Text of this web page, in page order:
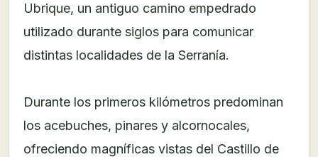
Ubrique, un antiguo camino empedrado
utilizado durante siglos para comunicar
distintas localidades de la Serranía.
Durante los primeros kilómetros predominan
los acebuches, pinares y alcornocales,
ofreciendo magníficas vistas del Castillo de